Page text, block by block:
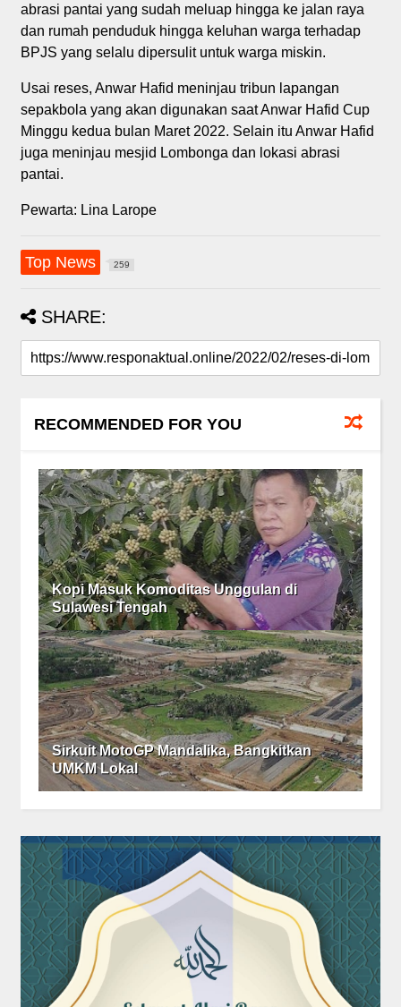
abrasi pantai yang sudah meluap hingga ke jalan raya
dan rumah penduduk hingga keluhan warga terhadap
BPJS yang selalu dipersulit untuk warga miskin.
Usai reses, Anwar Hafid meninjau tribun lapangan
sepakbola yang akan digunakan saat Anwar Hafid Cup
Minggu kedua bulan Maret 2022. Selain itu Anwar Hafid
juga meninjau mesjid Lombonga dan lokasi abrasi
pantai.
Pewarta: Lina Larope
Top News 259
SHARE:
RECOMMENDED FOR YOU
Kopi Masuk Komoditas Unggulan di
Sulawesi Tengah
Sirkuit MotoGP Mandalika, Bangkitkan
UMKM Lokal